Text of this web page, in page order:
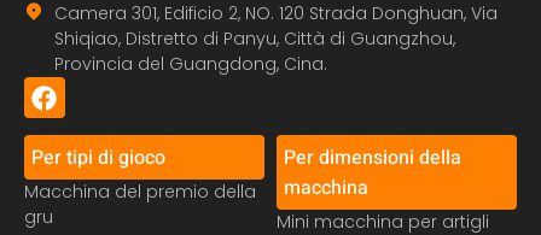
Camera 301, Edificio 2, NO. 120 Strada Donghuan, Via
Shiqiao, Distretto di Panyu, Città di Guangzhou,
Provincia del Guangdong, Cina.
Per tipi di gioco
Macchina del premio della
gru
Per dimensioni della
macchina
Mini macchina per artigli